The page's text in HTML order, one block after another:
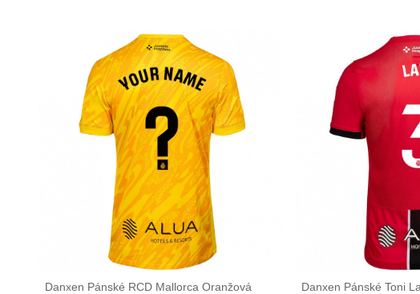
Danxen Pánské RCD Mallorca Oranžová
Danxen Pánské Toni